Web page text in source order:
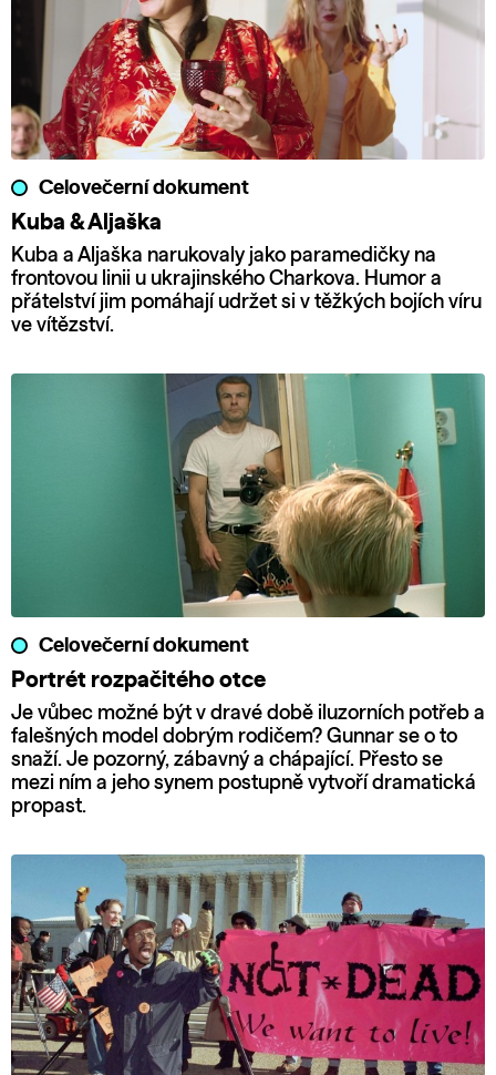
Celovečerní dokument
Kuba & Aljaška
Kuba a Aljaška narukovaly jako paramedičky na
frontovou linii u ukrajinského Charkova. Humor a
přátelství jim pomáhají udržet si v těžkých bojích víru
ve vítězství.
Celovečerní dokument
Portrét rozpačitého otce
Je vůbec možné být v dravé době iluzorních potřeb a
falešných model dobrým rodičem? Gunnar se o to
snaží. Je pozorný, zábavný a chápající. Přesto se
mezi ním a jeho synem postupně vytvoří dramatická
propast.